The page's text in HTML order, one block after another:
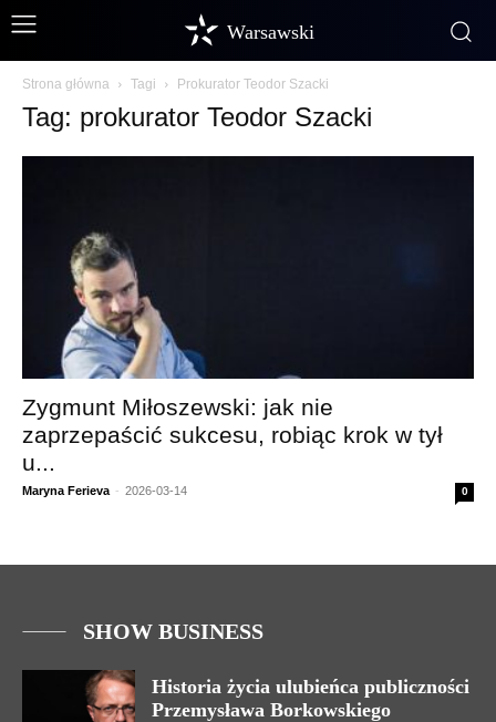
Warsawski
Strona główna Tagi Prokurator Teodor Szacki
Tag: prokurator Teodor Szacki
Zygmunt Miłoszewski: jak nie
zaprzepaścić sukcesu, robiąc krok w tył
u...
Maryna Ferieva - 2026-03-14 0
SHOW BUSINESS
Historia życia ulubieńca publiczności
Przemysława Borkowskiego